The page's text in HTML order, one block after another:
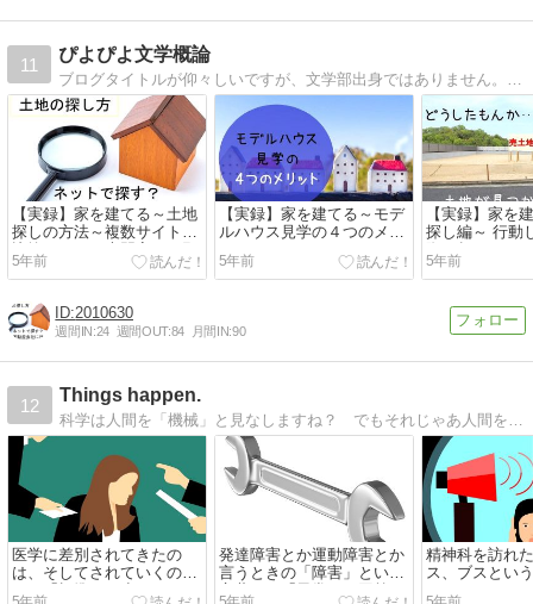
11
ぴよぴよ文学概論
【実録】家を建てる～土地
探しの方法～複数サイトの
比較をしつつ専門家にお願
いしよう
5年前
【実録】家を建てる～モデ
ルハウス見学の４つのメリ
ット～
5年前
【実録】家を
探し編～ 行動
際に起きたこと
5年前
2010630
週間IN:24 週間OUT:84 月間IN:90
12
Things happen.
医学に差別されてきたの
は、そしてされていくの
は、「標準より劣ってい
発達障害とか運動障害とか
言うときの「障害」という
言葉は、「異常」と同義
精神科を訪れ
ス、ブスとい
てきて、うる